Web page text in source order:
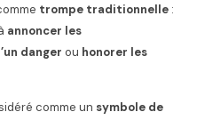
trompe traditionnelle :
annoncer les
danger ou honorer les
comme un symbole de